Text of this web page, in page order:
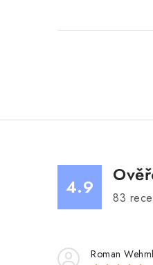
a
í
4.9 83
Roman